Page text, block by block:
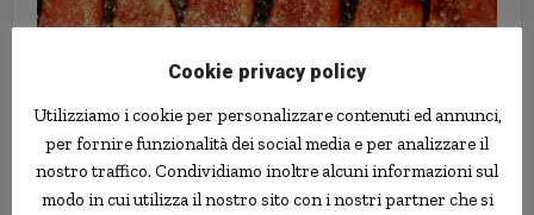
Cookie privacy policy
Utilizziamo i cookie per personalizzare contenuti ed annunci,
per fornire funzionalità dei social media e per analizzare il
nostro traffico. Condividiamo inoltre alcuni informazioni sul
modo in cui utilizza il nostro sito con i nostri partner che si